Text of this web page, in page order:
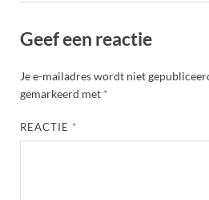
Geef een reactie
Je e-mailadres wordt niet
gemarkeerd met *
REACTIE *